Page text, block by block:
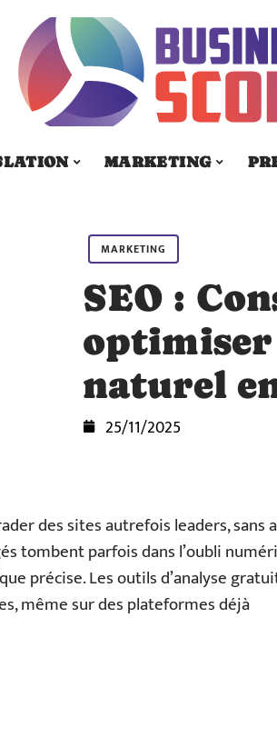
MARKETING
MARKETING
SEO :
optimiser
naturel
25/11/2025
des sites autrefois leaders, sans
tombent parfois dans l’oubli
précise. Les outils d’analyse
même sur des plateformes déjà